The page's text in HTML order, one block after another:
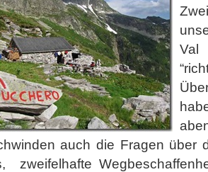
auch die Fragen über
zweifelhafte